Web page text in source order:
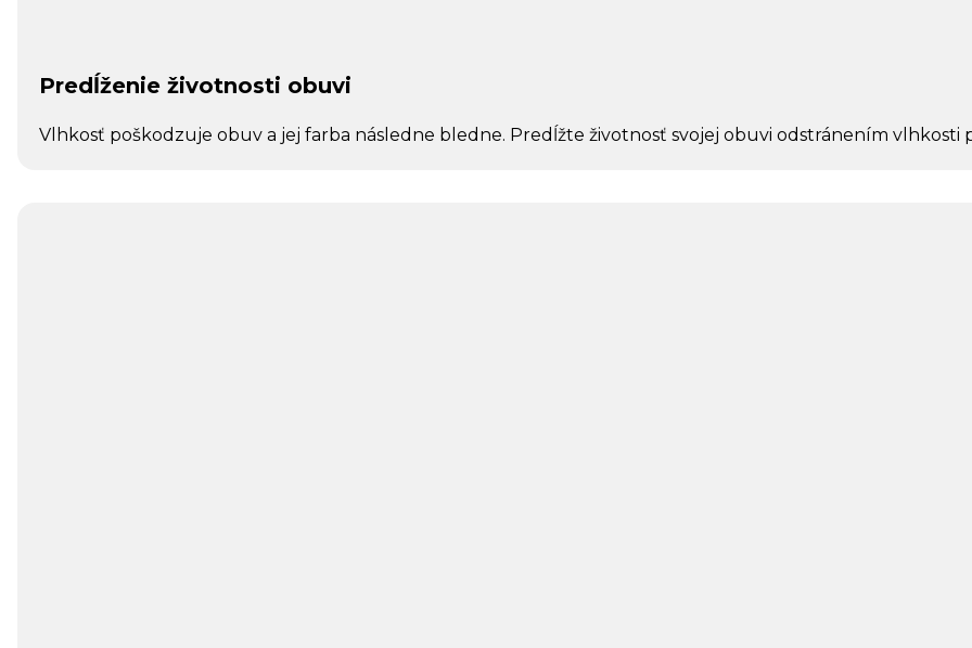
Predĺženie životnosti obuvi
Vlhkosť poškodzuje obuv a jej farba následne bledne. Predĺžte životnosť svojej obuvi odstránením vlhkosti